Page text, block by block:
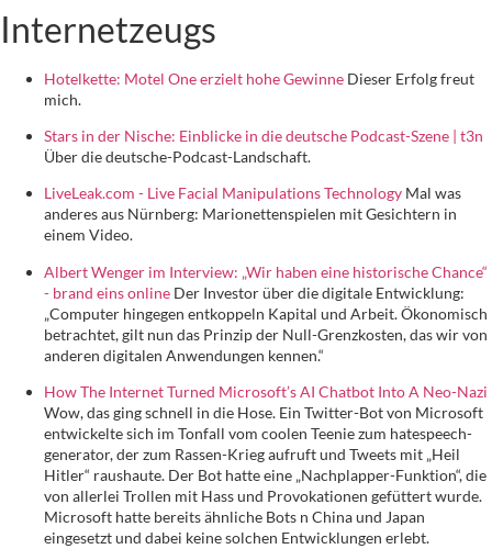
Internetzeugs
Hotelkette: Motel One erzielt hohe Gewinne Dieser Erfolg freut
mich.
Stars in der Nische: Einblicke in die deutsche Podcast-Szene | t3n
Über die deutsche-Podcast-Landschaft.
LiveLeak.com - Live Facial Manipulations Technology Mal was
anderes aus Nürnberg: Marionettenspielen mit Gesichtern in
einem Video.
Albert Wenger im Interview: „Wir haben eine historische Chance“
- brand eins online Der Investor über die digitale Entwicklung:
„Computer hingegen entkoppeln Kapital und Arbeit. Ökonomisch
betrachtet, gilt nun das Prinzip der Null-Grenzkosten, das wir von
anderen digitalen Anwendungen kennen.“
How The Internet Turned Microsoft’s AI Chatbot Into A Neo-Nazi
Wow, das ging schnell in die Hose. Ein Twitter-Bot von Microsoft
entwickelte sich im Tonfall vom coolen Teenie zum hatespeech-
generator, der zum Rassen-Krieg aufruft und Tweets mit „Heil
Hitler“ raushaute. Der Bot hatte eine „Nachplapper-Funktion“, die
von allerlei Trollen mit Hass und Provokationen gefüttert wurde.
Microsoft hatte bereits ähnliche Bots n China und Japan
eingesetzt und dabei keine solchen Entwicklungen erlebt.